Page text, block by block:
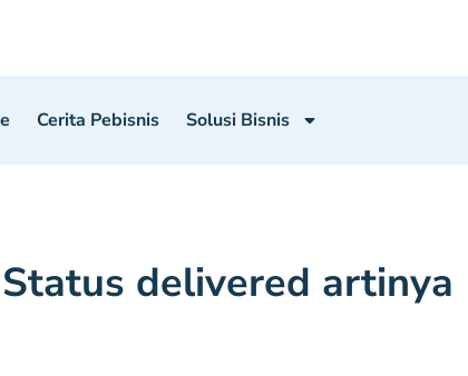
Cerita Pebisnis Solusi Bisnis
Status delivered artinya